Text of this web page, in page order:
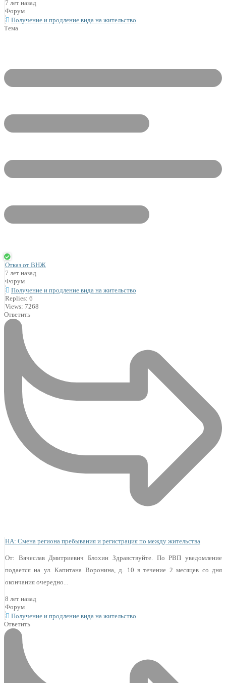
7 лет назад
Форум
Получение и продление вида на жительство
Тема
Отказ от ВНЖ
7 лет назад
Форум
Получение и продление вида на жительство
Replies: 6
Views: 7268
Ответить
НА: Смена региона пребывания и регистрация по между жительства
От: Вячеслав Дмитриевич Блохин Здравствуйте. По РВП уведомление
подается на ул. Капитана Воронина, д. 10 в течение 2 месяцев со дня
окончания очередно...
8 лет назад
Форум
Получение и продление вида на жительство
Ответить